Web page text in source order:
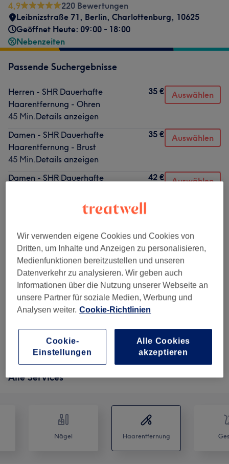
4,9
220 Bewertungen
Leibnizstraße 71, Berlin, Charlottenburg, 10625
Geöffnet Heute: 09:00 - 18:00
Nebenzeiten
Passende Suchergebnisse
Herren - SHR Dauerhafte
Haarentfernung - Ohren
45 Min.Details anzeigen
35 € Auswählen
Damen - SHR Dauerhafte
Haarentfernung - Brust
45 Min.Details anzeigen
35 € Auswählen
Damen - SHR Dauerhafte
Details anzeigen
42 € Auswählen
Haarentfernung - Beine, Achseln,
Bikinizone, Oberlippe & Kinn
45 Min.Details anzeigen
Damen - SHR Dauerhafte
Haarentfernung - Unterschenkel,
Achseln & Intimbereich
45 Min.Details anzeigen
200 € Auswählen
5 weitere passende Services anzeigen...
Nicht gefunden wonach du gesucht hast?
Alle Services
Nägel Haarentfernung
Wir verwenden eigene Cookies und Cookies von
Dritten, um Inhalte und Anzeigen zu personalisieren,
Medienfunktionen bereitzustellen und unseren
Datenverkehr zu analysieren. Wir geben auch
Informationen über die Nutzung unserer Webseite an
unsere Partner für soziale Medien, Werbung und
Analysen weiter. Cookie-Richtlinien
Cookie-
Einstellungen
Alle Cookies
akzeptieren